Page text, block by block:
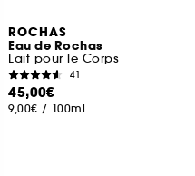
ROCHAS
Eau de Rochas
Lait pour le Corps
41
45,00€
9,00€ / 100ml